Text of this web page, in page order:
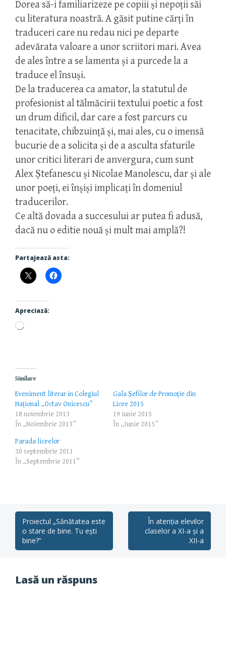
Dorea să-i familiarizeze pe copiii și nepoții săi
cu literatura noastră. A găsit putine cărți în
traduceri care nu redau nici pe departe
adevărata valoare a unor scriitori mari. Avea
de ales între a se lamenta și a purcede la a
traduce el însuși.
De la traducerea ca amator, la statutul de
profesionist al tălmăcirii textului poetic a fost
un drum dificil, dar care a fost parcurs cu
tenacitate, chibzuință și, mai ales, cu o imensă
bucurie de a solicita și de a asculta sfaturile
unor critici literari de anvergura, cum sunt
Alex Ștefanescu și Nicolae Manolescu, dar și ale
unor poeți, ei înșiși implicați în domeniul
traducerilor.
Ce altă dovada a succesului ar putea fi adusă,
dacă nu o editie nouă și mult mai amplă?!
Partajează asta:
Apreciază:
Încarc...
Similare
Eveniment literar in Colegiul
Național „Octav Onicescu”
18 noiembrie 2013
În „Noiembrie 2013”
Gala Şefilor de Promoţie din
Licee 2015
19 iunie 2015
În „Iunie 2015”
Parada liceelor
30 septembrie 2011
În „Septembrie 2011”
Post
navigation
Proiectul „Sănătatea este
o stare de bine. Tu ești
bine?”
În atenția elevilor
claselor a XI-a și a
XII-a
Lasă un răspuns